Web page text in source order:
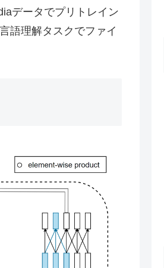
データでプリトレイン
語理解タスクでファイ